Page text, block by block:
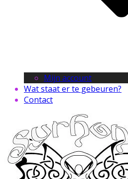
Mijn account
Wat staat er te gebeuren?
Contact